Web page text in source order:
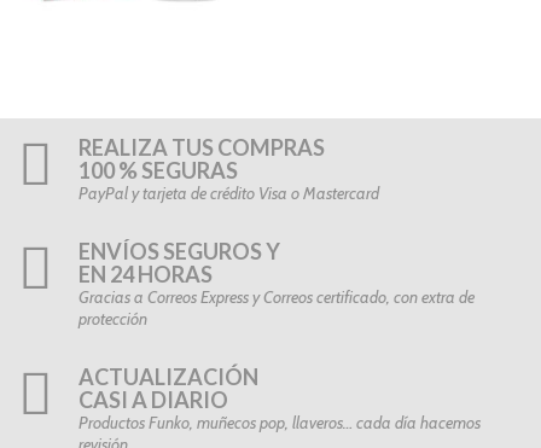
REALIZA TUS COMPRAS
100 % SEGURAS
PayPal y tarjeta de crédito Visa o Mastercard
ENVÍOS SEGUROS Y
EN 24 HORAS
Gracias a Correos Express y Correos certificado, con extra de
protección
ACTUALIZACIÓN
CASI A DIARIO
Productos Funko, muñecos pop, llaveros… cada día hacemos